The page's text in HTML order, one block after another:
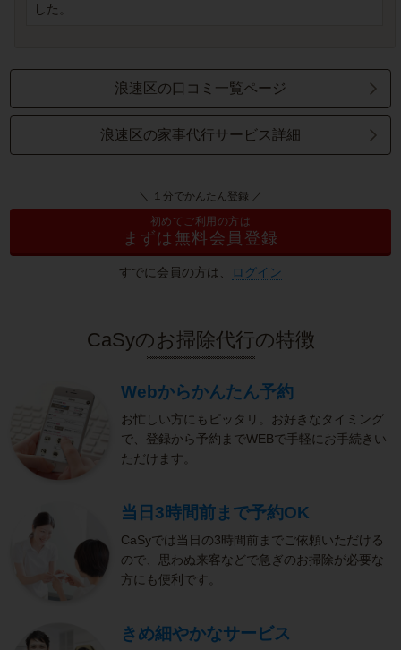
した。
浪速区の口コミ一覧ページ
浪速区の家事代行サービス詳細
＼ １分でかんたん登録 ／
初めてご利用の方は
まずは無料会員登録
すでに会員の方は、 ログイン
CaSyのお掃除代行の特徴
Webからかんたん予約
お忙しい方にもピッタリ。お好きなタイミング
で、登録から予約までWEBで手軽にお手続きい
ただけます。
当日3時間前まで予約OK
CaSyでは当日の3時間前までご依頼いただける
ので、思わぬ来客などで急ぎのお掃除が必要な
方にも便利です。
きめ細やかなサービス